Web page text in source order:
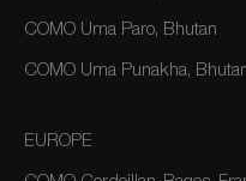
COMO Uma Paro, Bhutan
COMO Uma Punakha,
EUROPE